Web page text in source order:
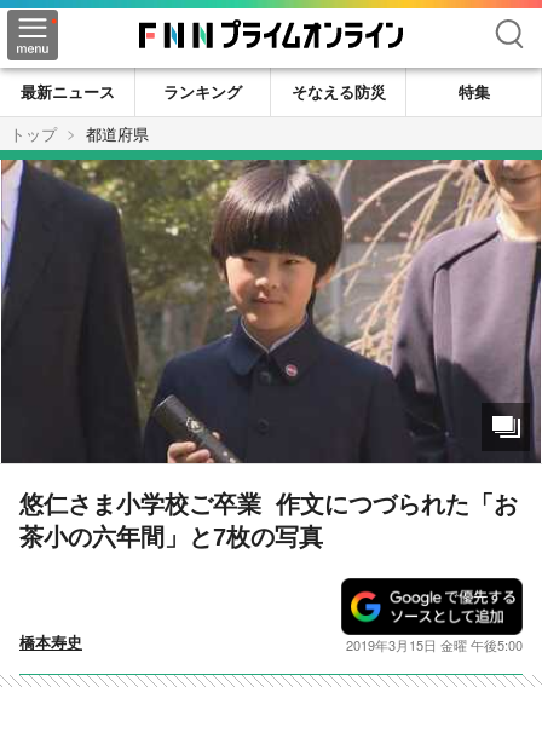
検索
最新ニュース ランキング そなえる防災
特集
トップ
都道府県
悠仁さま小学校ご卒業 作文につづられた「お
茶小の六年間」と7枚の写真
橋本寿史 2019年3月15日 金曜 午後5:00